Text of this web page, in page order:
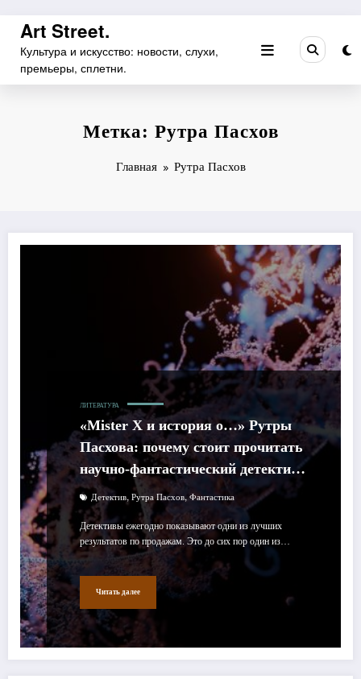
Перейти
содержимому
Art Street.
Культура и искусство: новости, слухи,
премьеры, сплетни.
Метка: Рутра Пасхов
Главная Рутра Пасхов
ЛИТЕРАТУРА
«Mister Х и история о…» Рутры
Пасхова: почему стоит прочитать
научно-фантастический детектив
о мире на пороге исчезновения
Детектив, Рутра Пасхов, Фантастика
Детективы ежегодно показывают одни из лучших
результатов по продажам. Это до сих пор один из…
Читать далее